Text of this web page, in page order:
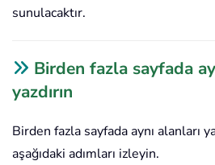
sunulacaktır.
Birden fazla sayfada
yazdırın
Birden fazla sayfada aynı alanları
aşağıdaki adımları izleyin.